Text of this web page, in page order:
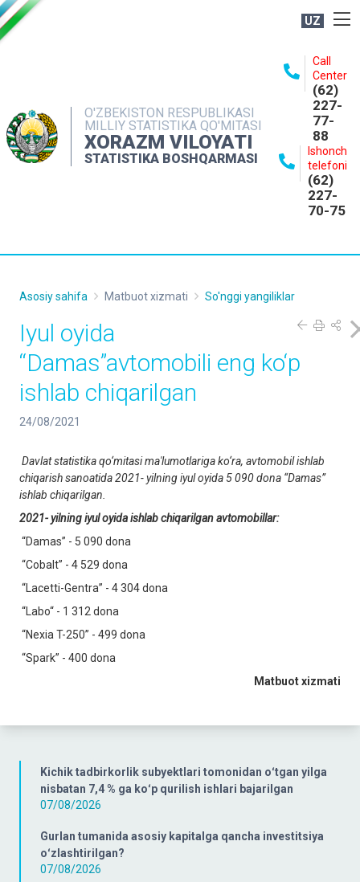
UZ
O'ZBEKISTON RESPUBLIKASI
MILLIY STATISTIKA QO'MITASI
XORAZM VILOYATI
STATISTIKA BOSHQARMASI
Call
Center
(62)
227-
77-
88
Ishonch
telefoni
(62)
227-
70-75
NASHRLAR
INTERAKTIV XIZMATLAR
MATBUOT XIZMATI
Kichik tadbirkorlik subyektlari tomonidan oʻtgan yilga
nisbatan 7,4 % ga koʻp qurilish ishlari bajarilgan
07/08/2026
Gurlan tumanida asosiy kapitalga qancha investitsiya
oʻzlashtirilgan?
07/08/2026
Asosiy sahifa Matbuot xizmati So'nggi yangiliklar
Iyul oyida
“Damas”avtomobili eng ko‘p
ishlab chiqarilgan
24/08/2021
Davlat statistika qo‘mitasi ma'lumotlariga ko‘ra, avtomobil ishlab
chiqarish sanoatida 2021- yilning iyul oyida 5 090 dona “Damas”
ishlab chiqarilgan.
2021- yilning iyul oyida ishlab chiqarilgan avtomobillar:
“Damas” - 5 090 dona
“Cobalt” - 4 529 dona
“Lacetti-Gentra” - 4 304 dona
“Labo“ - 1 312 dona
“Nexia T-250” - 499 dona
“Spark” - 400 dona
Matbuotxizmati